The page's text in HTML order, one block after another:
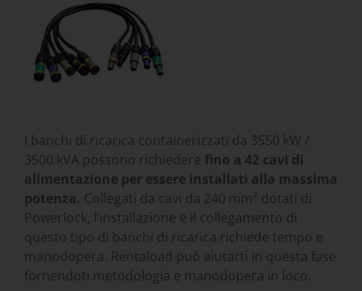
I banchi di ricarica containerizzati da 3550 kW /
3500 kVA possono richiedere fino a 42 cavi di
alimentazione per essere installati alla massima
potenza. Collegati da cavi da 240 mm² dotati di
Powerlock, l’installazione e il collegamento di
questo tipo di banchi di ricarica richiede tempo e
manodopera. Rentaload può aiutarti in questa fase
fornendoti metodologia e manodopera in loco.